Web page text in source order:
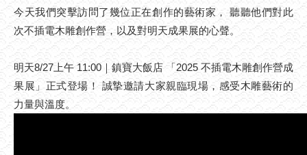
今天我們突擊訪問了幾位正在創作的藝術家， 聽聽他們對此
次不插電木雕創作營，以及對明天成果展的心聲。
明天8/27上午 11:00｜鎮寶大飯店 「2025 不插電木雕創作營成
果展」正式登場！ 誠摯邀請大家親臨現場，感受木雕藝術的
力量與溫度。